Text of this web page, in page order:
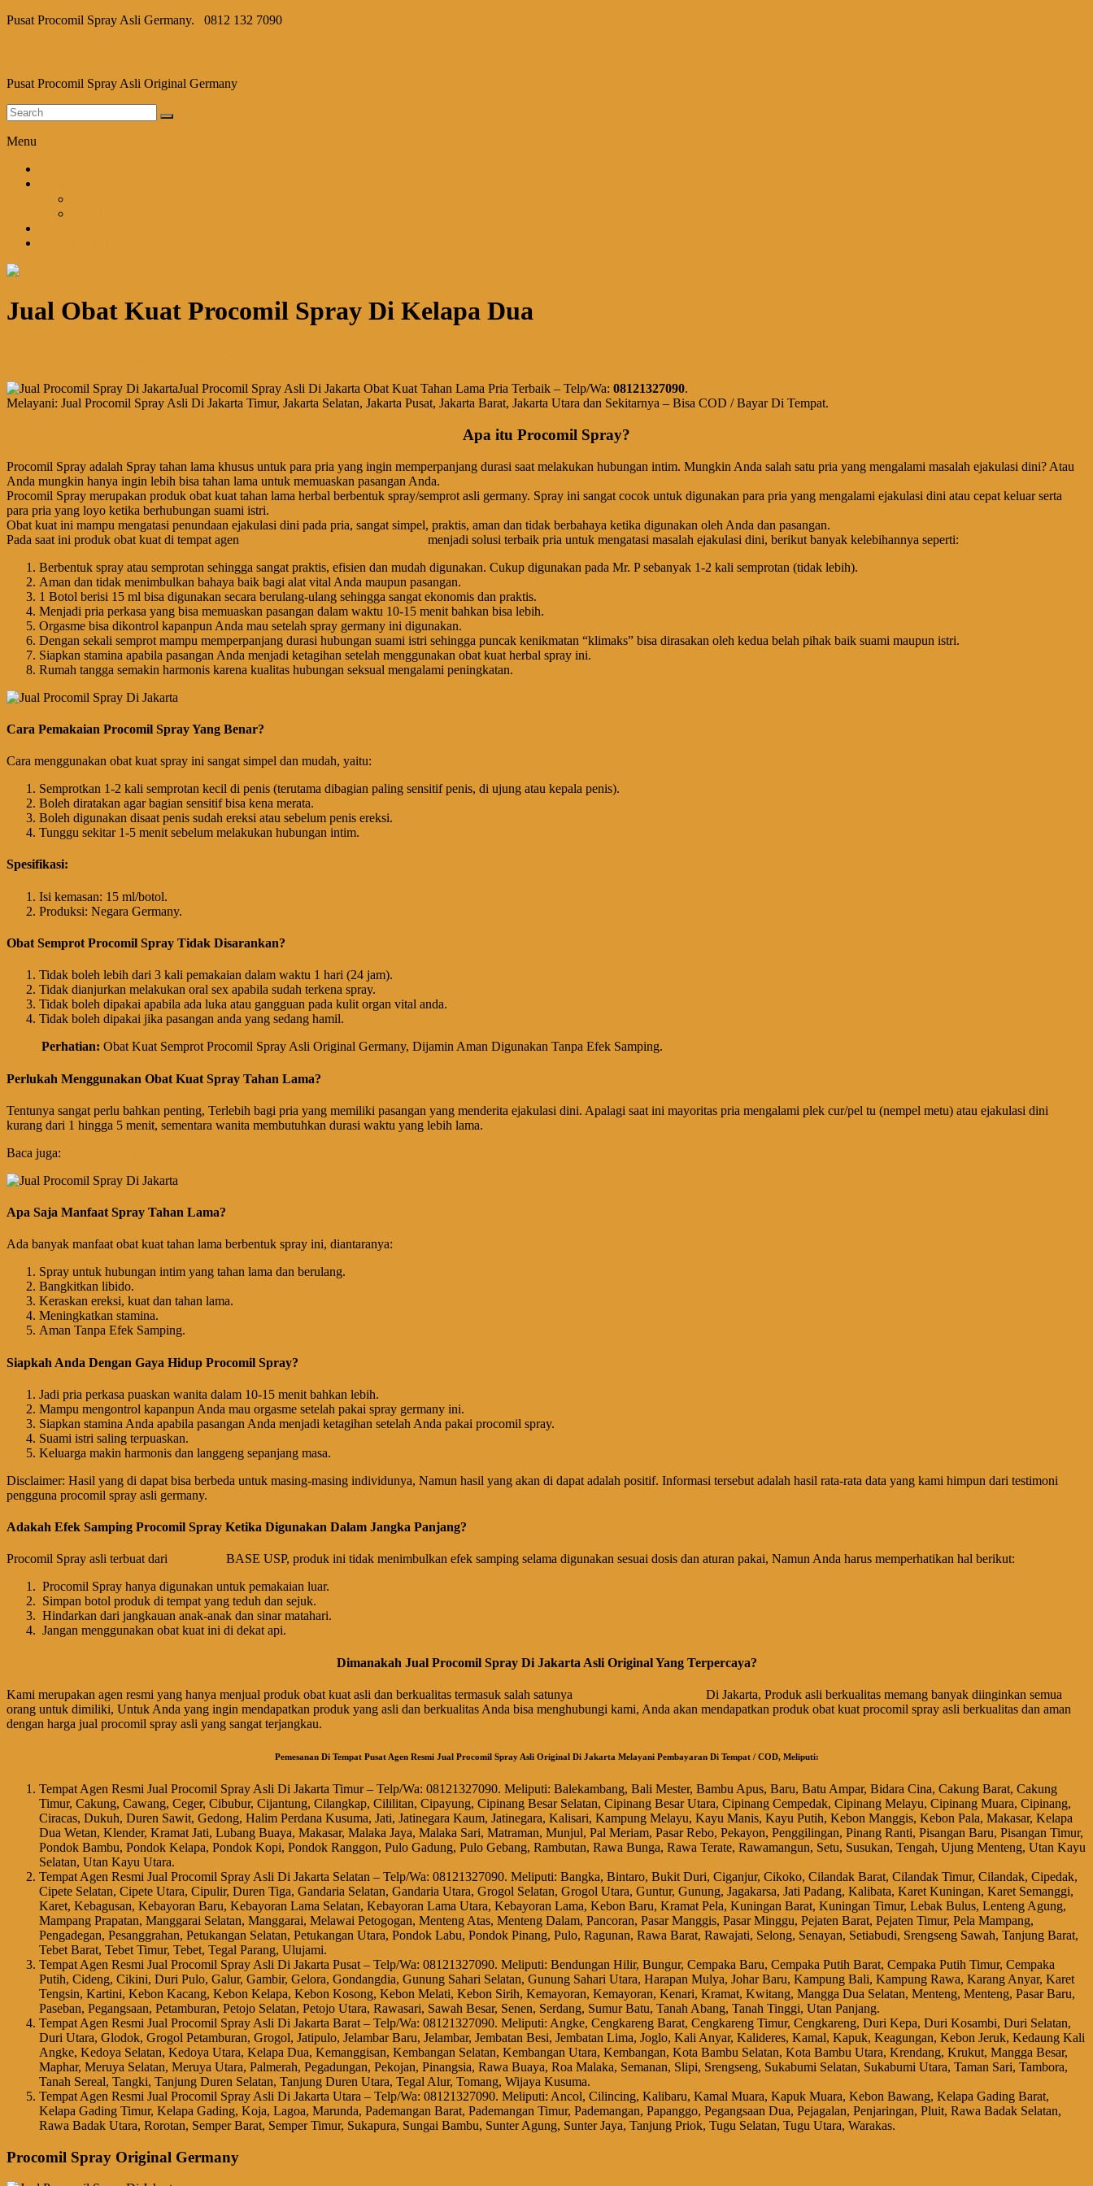
Pusat Procomil Spray Asli Germany. 0812 132 7090
Pusat Procomil Spray Asli Original Germany
Menu
Jual Obat Kuat Procomil Spray Di Kelapa Dua
Jual Procomil Spray Asli Di Jakarta Obat Kuat Tahan Lama Pria Terbaik – Telp/Wa: 08121327090.
Melayani: Jual Procomil Spray Asli Di Jakarta Timur, Jakarta Selatan, Jakarta Pusat, Jakarta Barat, Jakarta Utara dan Sekitarnya – Bisa COD / Bayar Di Tempat.
Apa itu Procomil Spray?
Procomil Spray adalah Spray tahan lama khusus untuk para pria yang ingin memperpanjang durasi saat melakukan hubungan intim. Mungkin Anda salah satu pria yang mengalami masalah ejakulasi dini? Atau
Anda mungkin hanya ingin lebih bisa tahan lama untuk memuaskan pasangan Anda.
Procomil Spray merupakan produk obat kuat tahan lama herbal berbentuk spray/semprot asli germany. Spray ini sangat cocok untuk digunakan para pria yang mengalami ejakulasi dini atau cepat keluar serta
para pria yang loyo ketika berhubungan suami istri.
Obat kuat ini mampu mengatasi penundaan ejakulasi dini pada pria, sangat simpel, praktis, aman dan tidak berbahaya ketika digunakan oleh Anda dan pasangan.
Pada saat ini produk obat kuat di tempat agen
menjadi solusi terbaik pria untuk mengatasi masalah ejakulasi dini, berikut banyak kelebihannya seperti:
Berbentuk spray atau semprotan sehingga sangat praktis, efisien dan mudah digunakan. Cukup digunakan pada Mr. P sebanyak 1-2 kali semprotan (tidak lebih).
Aman dan tidak menimbulkan bahaya baik bagi alat vital Anda maupun pasangan.
1 Botol berisi 15 ml bisa digunakan secara berulang-ulang sehingga sangat ekonomis dan praktis.
Menjadi pria perkasa yang bisa memuaskan pasangan dalam waktu 10-15 menit bahkan bisa lebih.
Orgasme bisa dikontrol kapanpun Anda mau setelah spray germany ini digunakan.
Dengan sekali semprot mampu memperpanjang durasi hubungan suami istri sehingga puncak kenikmatan “klimaks” bisa dirasakan oleh kedua belah pihak baik suami maupun istri.
Siapkan stamina apabila pasangan Anda menjadi ketagihan setelah menggunakan obat kuat herbal spray ini.
Rumah tangga semakin harmonis karena kualitas hubungan seksual mengalami peningkatan.
Cara Pemakaian Procomil Spray Yang Benar?
Cara menggunakan obat kuat spray ini sangat simpel dan mudah, yaitu:
Semprotkan 1-2 kali semprotan kecil di penis (terutama dibagian paling sensitif penis, di ujung atau kepala penis).
Boleh diratakan agar bagian sensitif bisa kena merata.
Boleh digunakan disaat penis sudah ereksi atau sebelum penis ereksi.
Tunggu sekitar 1-5 menit sebelum melakukan hubungan intim.
Spesifikasi:
Isi kemasan: 15 ml/botol.
Produksi: Negara Germany.
Obat Semprot Procomil Spray Tidak Disarankan?
Tidak boleh lebih dari 3 kali pemakaian dalam waktu 1 hari (24 jam).
Tidak dianjurkan melakukan oral sex apabila sudah terkena spray.
Tidak boleh dipakai apabila ada luka atau gangguan pada kulit organ vital anda.
Tidak boleh dipakai jika pasangan anda yang sedang hamil.
Perhatian: Obat Kuat Semprot Procomil Spray Asli Original Germany, Dijamin Aman Digunakan Tanpa Efek Samping.
Perlukah Menggunakan Obat Kuat Spray Tahan Lama?
Tentunya sangat perlu bahkan penting, Terlebih bagi pria yang memiliki pasangan yang menderita ejakulasi dini. Apalagi saat ini mayoritas pria mengalami plek cur/pel tu (nempel metu) atau ejakulasi dini
kurang dari 1 hingga 5 menit, sementara wanita membutuhkan durasi waktu yang lebih lama.
Baca juga:
Apa Saja Manfaat Spray Tahan Lama?
Ada banyak manfaat obat kuat tahan lama berbentuk spray ini, diantaranya:
Spray untuk hubungan intim yang tahan lama dan berulang.
Bangkitkan libido.
Keraskan ereksi, kuat dan tahan lama.
Meningkatkan stamina.
Aman Tanpa Efek Samping.
Siapkah Anda Dengan Gaya Hidup Procomil Spray?
Jadi pria perkasa puaskan wanita dalam 10-15 menit bahkan lebih.
Mampu mengontrol kapanpun Anda mau orgasme setelah pakai spray germany ini.
Siapkan stamina Anda apabila pasangan Anda menjadi ketagihan setelah Anda pakai procomil spray.
Suami istri saling terpuaskan.
Keluarga makin harmonis dan langgeng sepanjang masa.
Disclaimer: Hasil yang di dapat bisa berbeda untuk masing-masing individunya, Namun hasil yang akan di dapat adalah positif. Informasi tersebut adalah hasil rata-rata data yang kami himpun dari testimoni
pengguna procomil spray asli germany.
Adakah Efek Samping Procomil Spray Ketika Digunakan Dalam Jangka Panjang?
Procomil Spray asli terbuat dari
BASE USP, produk ini tidak menimbulkan efek samping selama digunakan sesuai dosis dan aturan pakai, Namun Anda harus memperhatikan hal berikut:
Procomil Spray hanya digunakan untuk pemakaian luar.
Simpan botol produk di tempat yang teduh dan sejuk.
Hindarkan dari jangkauan anak-anak dan sinar matahari.
Jangan menggunakan obat kuat ini di dekat api.
Dimanakah Jual Procomil Spray Di Jakarta Asli Original Yang Terpercaya?
Kami merupakan agen resmi yang hanya menjual produk obat kuat asli dan berkualitas termasuk salah satunya
Di Jakarta, Produk asli berkualitas memang banyak diinginkan semua
orang untuk dimiliki, Untuk Anda yang ingin mendapatkan produk yang asli dan berkualitas Anda bisa menghubungi kami, Anda akan mendapatkan produk obat kuat procomil spray asli berkualitas dan aman
dengan harga jual procomil spray asli yang sangat terjangkau.
Pemesanan Di Tempat Pusat Agen Resmi Jual Procomil Spray Asli Original Di Jakarta Melayani Pembayaran Di Tempat / COD, Meliputi:
Tempat Agen Resmi Jual Procomil Spray Asli Di Jakarta Timur – Telp/Wa: 08121327090. Meliputi: Balekambang, Bali Mester, Bambu Apus, Baru, Batu Ampar, Bidara Cina, Cakung Barat, Cakung
Timur, Cakung, Cawang, Ceger, Cibubur, Cijantung, Cilangkap, Cililitan, Cipayung, Cipinang Besar Selatan, Cipinang Besar Utara, Cipinang Cempedak, Cipinang Melayu, Cipinang Muara, Cipinang,
Ciracas, Dukuh, Duren Sawit, Gedong, Halim Perdana Kusuma, Jati, Jatinegara Kaum, Jatinegara, Kalisari, Kampung Melayu, Kayu Manis, Kayu Putih, Kebon Manggis, Kebon Pala, Makasar, Kelapa
Dua Wetan, Klender, Kramat Jati, Lubang Buaya, Makasar, Malaka Jaya, Malaka Sari, Matraman, Munjul, Pal Meriam, Pasar Rebo, Pekayon, Penggilingan, Pinang Ranti, Pisangan Baru, Pisangan Timur,
Pondok Bambu, Pondok Kelapa, Pondok Kopi, Pondok Ranggon, Pulo Gadung, Pulo Gebang, Rambutan, Rawa Bunga, Rawa Terate, Rawamangun, Setu, Susukan, Tengah, Ujung Menteng, Utan Kayu
Selatan, Utan Kayu Utara.
Tempat Agen Resmi Jual Procomil Spray Asli Di Jakarta Selatan – Telp/Wa: 08121327090. Meliputi: Bangka, Bintaro, Bukit Duri, Ciganjur, Cikoko, Cilandak Barat, Cilandak Timur, Cilandak, Cipedak,
Cipete Selatan, Cipete Utara, Cipulir, Duren Tiga, Gandaria Selatan, Gandaria Utara, Grogol Selatan, Grogol Utara, Guntur, Gunung, Jagakarsa, Jati Padang, Kalibata, Karet Kuningan, Karet Semanggi,
Karet, Kebagusan, Kebayoran Baru, Kebayoran Lama Selatan, Kebayoran Lama Utara, Kebayoran Lama, Kebon Baru, Kramat Pela, Kuningan Barat, Kuningan Timur, Lebak Bulus, Lenteng Agung,
Mampang Prapatan, Manggarai Selatan, Manggarai, Melawai Petogogan, Menteng Atas, Menteng Dalam, Pancoran, Pasar Manggis, Pasar Minggu, Pejaten Barat, Pejaten Timur, Pela Mampang,
Pengadegan, Pesanggrahan, Petukangan Selatan, Petukangan Utara, Pondok Labu, Pondok Pinang, Pulo, Ragunan, Rawa Barat, Rawajati, Selong, Senayan, Setiabudi, Srengseng Sawah, Tanjung Barat,
Tebet Barat, Tebet Timur, Tebet, Tegal Parang, Ulujami.
Tempat Agen Resmi Jual Procomil Spray Asli Di Jakarta Pusat – Telp/Wa: 08121327090. Meliputi: Bendungan Hilir, Bungur, Cempaka Baru, Cempaka Putih Barat, Cempaka Putih Timur, Cempaka
Putih, Cideng, Cikini, Duri Pulo, Galur, Gambir, Gelora, Gondangdia, Gunung Sahari Selatan, Gunung Sahari Utara, Harapan Mulya, Johar Baru, Kampung Bali, Kampung Rawa, Karang Anyar, Karet
Tengsin, Kartini, Kebon Kacang, Kebon Kelapa, Kebon Kosong, Kebon Melati, Kebon Sirih, Kemayoran, Kemayoran, Kenari, Kramat, Kwitang, Mangga Dua Selatan, Menteng, Menteng, Pasar Baru,
Paseban, Pegangsaan, Petamburan, Petojo Selatan, Petojo Utara, Rawasari, Sawah Besar, Senen, Serdang, Sumur Batu, Tanah Abang, Tanah Tinggi, Utan Panjang.
Tempat Agen Resmi Jual Procomil Spray Asli Di Jakarta Barat – Telp/Wa: 08121327090. Meliputi: Angke, Cengkareng Barat, Cengkareng Timur, Cengkareng, Duri Kepa, Duri Kosambi, Duri Selatan,
Duri Utara, Glodok, Grogol Petamburan, Grogol, Jatipulo, Jelambar Baru, Jelambar, Jembatan Besi, Jembatan Lima, Joglo, Kali Anyar, Kalideres, Kamal, Kapuk, Keagungan, Kebon Jeruk, Kedaung Kali
Angke, Kedoya Selatan, Kedoya Utara, Kelapa Dua, Kemanggisan, Kembangan Selatan, Kembangan Utara, Kembangan, Kota Bambu Selatan, Kota Bambu Utara, Krendang, Krukut, Mangga Besar,
Maphar, Meruya Selatan, Meruya Utara, Palmerah, Pegadungan, Pekojan, Pinangsia, Rawa Buaya, Roa Malaka, Semanan, Slipi, Srengseng, Sukabumi Selatan, Sukabumi Utara, Taman Sari, Tambora,
Tanah Sereal, Tangki, Tanjung Duren Selatan, Tanjung Duren Utara, Tegal Alur, Tomang, Wijaya Kusuma.
Tempat Agen Resmi Jual Procomil Spray Asli Di Jakarta Utara – Telp/Wa: 08121327090. Meliputi: Ancol, Cilincing, Kalibaru, Kamal Muara, Kapuk Muara, Kebon Bawang, Kelapa Gading Barat,
Kelapa Gading Timur, Kelapa Gading, Koja, Lagoa, Marunda, Pademangan Barat, Pademangan Timur, Pademangan, Papanggo, Pegangsaan Dua, Pejagalan, Penjaringan, Pluit, Rawa Badak Selatan,
Rawa Badak Utara, Rorotan, Semper Barat, Semper Timur, Sukapura, Sungai Bambu, Sunter Agung, Sunter Jaya, Tanjung Priok, Tugu Selatan, Tugu Utara, Warakas.
Procomil Spray Original Germany